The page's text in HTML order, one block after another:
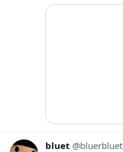
bluet bluerbluet